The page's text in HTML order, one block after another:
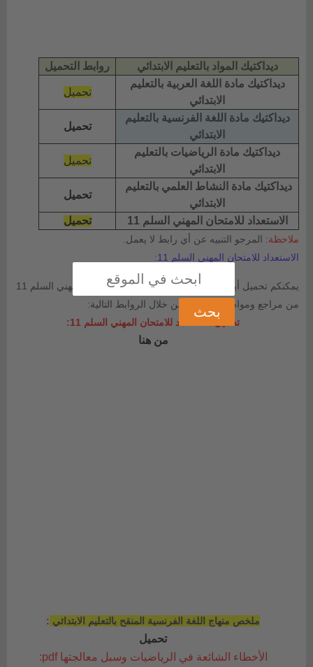
ديداكتيك المواد بالتعليم الابتدائي
روابط التحميل
ديداكتيك مادة اللغة العربية بالتعليم
الابتدائي
تحميل
ديداكتيك مادة اللغة الفرنسية بالتعليم
الابتدائي
تحميل
ديداكتيك مادة الرياضيات بالتعليم
الابتدائي
تحميل
ديداكتيك مادة النشاط العلمي بالتعليم
الابتدائي
تحميل
الاستعداد للامتحان المهني السلم 11 تحميل
ملاحظة: المرجو التنبيه عن أي رابط لا يعمل.
الاستعداد للامتحان المهني السلم 11:
يمكنكم تحميل أيضا كل ما تحتاجون الاستعداد للامتحان المهني السلم 11
من مراجع ومواضيع مختلفة. من خلال الروابط التالية:
تحميل الاستعداد للامتحان المهني السلم 11:
من هنا
ملخص منهاج اللغة الفرنسية المنقح بالتعليم الابتدائي :
تحميل
الأخطاء الشائعة في الرياضيات وسبل معالجتها pdf: